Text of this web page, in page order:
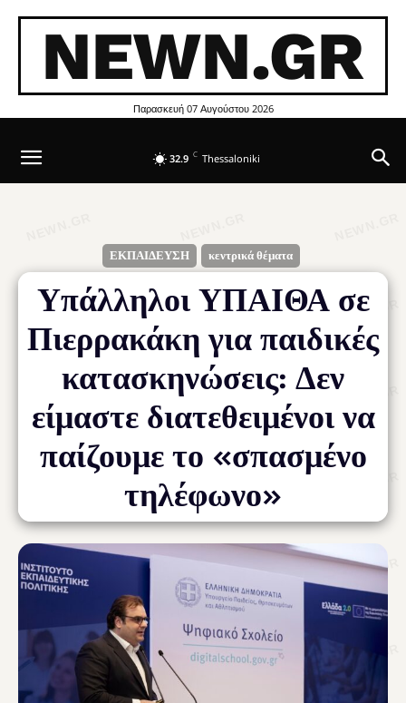
NEWN.GR
Παρασκευή 07 Αυγούστου 2026
32.9 C Thessaloniki
ΕΚΠΑΙΔΕΥΣΗ κεντρικά θέματα
Υπάλληλοι ΥΠΑΙΘΑ σε
Πιερρακάκη για παιδικές
κατασκηνώσεις: Δεν
είμαστε διατεθειμένοι να
παίζουμε το «σπασμένο
τηλέφωνο»